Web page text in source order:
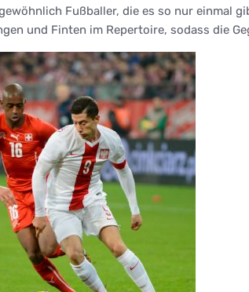
Fußballer, die es so nur einmal
und Finten im Repertoire, sodass die